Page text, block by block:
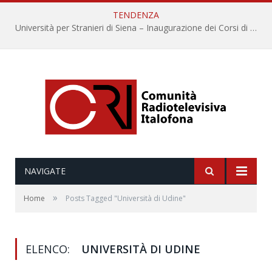
TENDENZA
Università per Stranieri di Siena – Inaugurazione dei Corsi di Lingua e Cultura Italiana, 109a annata
NAVIGATE
Home » Posts Tagged "Università di Udine"
ELENCO: UNIVERSITÀ DI UDINE